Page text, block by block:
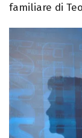
familiare di